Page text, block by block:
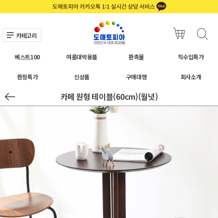
카테고리
베스트100 여름대박용품 판촉물 직수입특가
한정특가 신상품 구매대행 회사소개
카페 원형 테이블(60cm)(월넛)